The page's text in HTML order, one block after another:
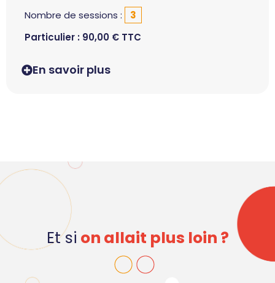
Nombre de sessions :
3
Particulier : 90,00 € TTC
En savoir plus
Et si on allait plus loin ?